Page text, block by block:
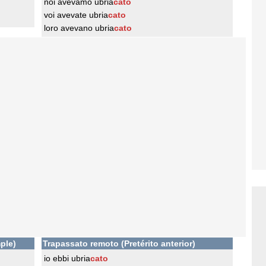
voi avevate ubriacato
loro avevano ubriacato
Trapassato remoto (Pretérito anterior)
io ebbi ubriacato